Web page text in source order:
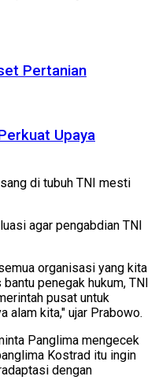
Pertanian
Upaya
di tubuh TNI mesti
agar pengabdian TNI
organisasi yang kita
penegak hukum, TNI
pusat untuk
alam kita," ujar Prabowo.
Panglima mengecek
Kostrad itu ingin
dengan